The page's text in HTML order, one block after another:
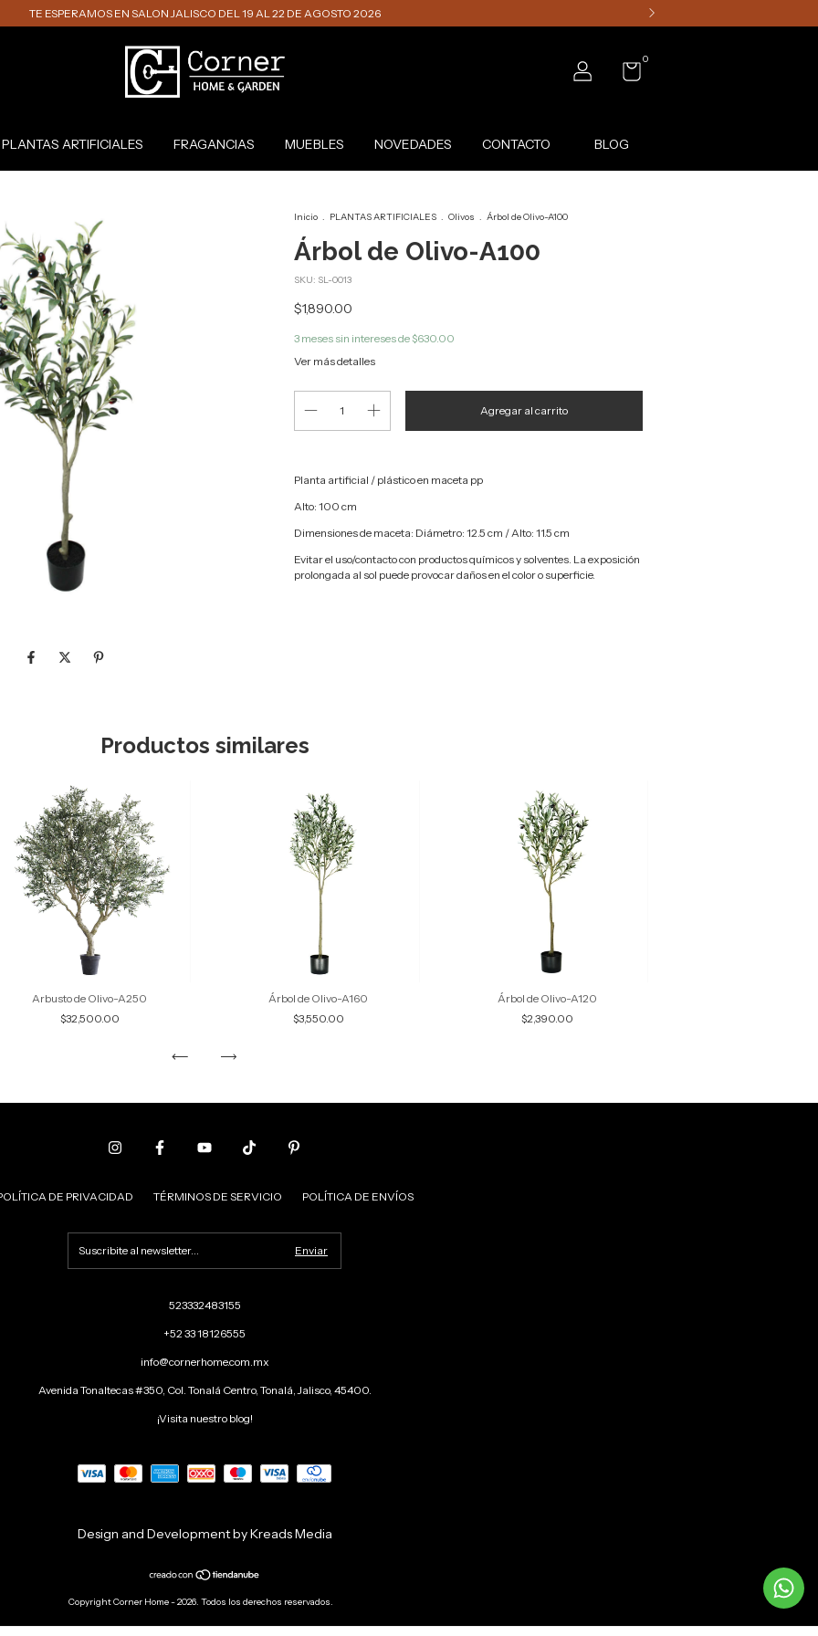
TE ESPERAMOS EN SALON JALISCO DEL 19 AL 22 DE AGOSTO 2026
0
PLANTAS ARTIFICIALES FRAGANCIAS MUEBLES NOVEDADES CONTACTO BLOG
Inicio . PLANTAS ARTIFICIALES . Olivos . Árbol de Olivo-A100
Árbol de Olivo-A100
SKU: SL-0013
$1,890.00
3 meses sin intereses de $630.00
Ver más detalles
Planta artificial / plástico en maceta pp
Alto: 100 cm
Dimensiones de maceta: Diámetro: 12.5 cm / Alto: 11.5 cm
Evitar el uso/contacto con productos químicos y solventes. La exposición
prolongada al sol puede provocar daños en el color o superficie.
Productos similares
Arbusto de Olivo-A250
$32,500.00
Árbol de Olivo-A160
$3,550.00
Árbol de Olivo-A120
$2,390.00
DE PRIVACIDAD TÉRMINOS DE SERVICIO POLÍTICA DE ENVÍOS
523332483155
+52 33 18126555
info@cornerhome.com.mx
Avenida Tonaltecas #350, Col. Tonalá Centro, Tonalá, Jalisco, 45400.
¡Visita nuestro blog!
Design and Development by Kreads Media
Copyright Corner Home - 2026. Todos los derechos reservados.